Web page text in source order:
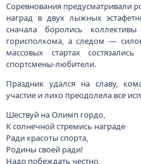
Соревнования предусматривали
наград в двух лыжных
сначала боролись
горисполкома, а следом —
массовых стартах
спортсмены-любители.
Праздник удался на славу,
участие и лихо преодолела все
Шествуй на Олимп гордо,
К солнечной стремись награде
Ради красоты спорта,
Родины своей ради!
Надо побеждать честно,